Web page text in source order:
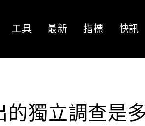
工具 最新 指標 快訊
的獨立調查是